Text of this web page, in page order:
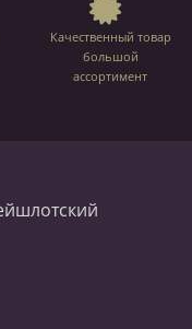
Качественный товар
большой
ассортимент